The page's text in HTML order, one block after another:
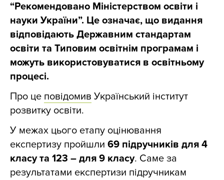
“Рекомендовано Міністерством освіти і
науки України”. Це означає, що видання
відповідають Державним стандартам
освіти та Типовим освітнім програмам і
можуть використовуватися в освітньому
процесі.
Про це повідомив Український інститут
розвитку освіти.
У межах цього етапу оцінювання
експертизу пройшли 69 підручників для 4
класу та 123 – для 9 класу. Саме за
результатами експертизи підручникам